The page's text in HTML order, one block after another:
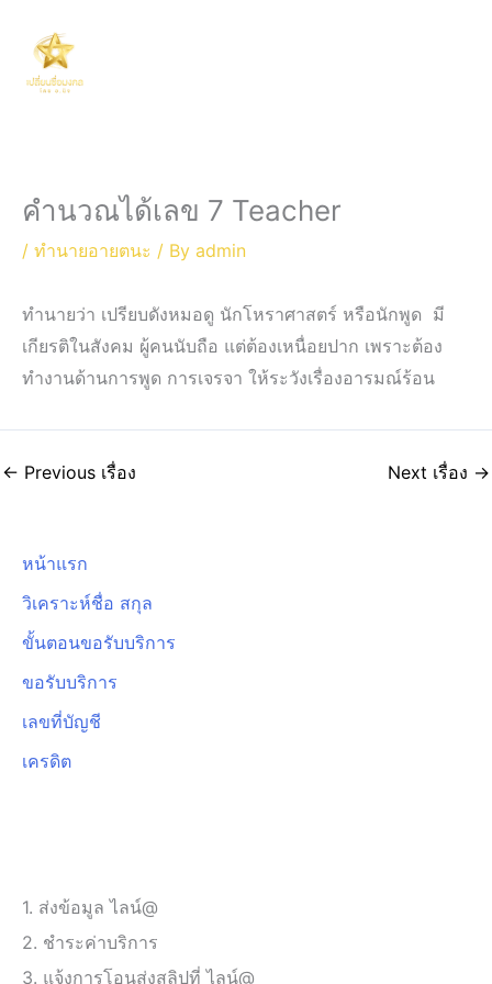
content
คำนวณได้เลข 7 Teacher
/ ทำนายอายตนะ / By admin
ทำนายว่า เปรียบดังหมอดู นักโหราศาสตร์ หรือนักพูด มี
เกียรติในสังคม ผู้คนนับถือ แต่ต้องเหนื่อยปาก เพราะต้อง
ทำงานด้านการพูด การเจรจา ให้ระวังเรื่องอารมณ์ร้อน
← Previous เรื่อง Next เรื่อง →
หน้าแรก
วิเคราะห์ชื่อ สกุล
ขั้นตอนขอรับบริการ
ขอรับบริการ
เลขที่บัญชี
เครดิต
1. ส่งข้อมูล ไลน์@
2. ชำระค่าบริการ
3. แจ้งการโอนส่งสลิปที่ ไลน์@